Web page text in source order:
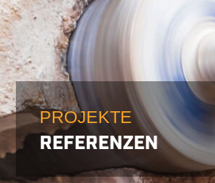
PROJEKTE
REFERENZEN